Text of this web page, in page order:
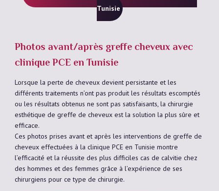
Tunisie
Photos avant/après greffe cheveux avec
clinique PCE en Tunisie
Lorsque la perte de cheveux devient persistante et les
différents traitements n’ont pas produit les résultats escomptés
ou les résultats obtenus ne sont pas satisfaisants, la chirurgie
esthétique de greffe de cheveux est la solution la plus sûre et
efficace.
Ces photos prises avant et après les interventions de greffe de
cheveux effectuées à la clinique PCE en Tunisie montre
l’efficacité et la réussite des plus difficiles cas de calvitie chez
des hommes et des femmes grâce à l’expérience de ses
chirurgiens pour ce type de chirurgie.